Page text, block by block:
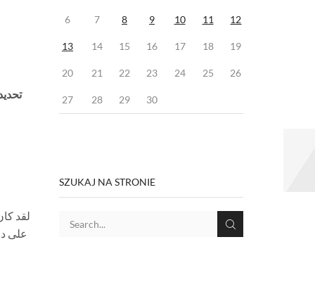
لقد
على
6 7 8 9 10 11 12
13 14 15 16 17 18 19
20 21 22 23 24 25 26
27 28 29 30
SZUKAJ NA STRONIE